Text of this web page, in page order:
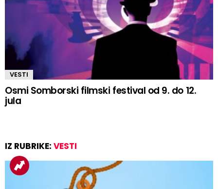
VESTI
Osmi Somborski filmski festival od 9. do 12.
jula
IZ RUBRIKE: VESTI